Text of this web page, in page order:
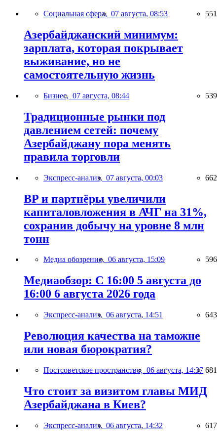
Социальная сфера, 07 августа, 08:53 551
Азербайджанский минимум:
зарплата, которая покрывает
выживание, но не
самостоятельную жизнь
Бизнес, 07 августа, 08:44 539
Традиционные рынки под
давлением сетей: почему
Азербайджану пора менять
правила торговли
Экспресс-анализ, 07 августа, 00:03 662
BP и партнёры увеличили
капиталовложения в АЧГ на 31%,
сохранив добычу на уровне 8 млн
тонн
Медиа обозрение, 06 августа, 15:09 596
Медиаобзор: С 16:00 5 августа до
16:00 6 августа 2026 года
Экспресс-анализ, 06 августа, 14:51 643
Революция качества на таможне
или новая бюрократия?
Постсоветское пространство, 06 августа, 14:37 681
Что стоит за визитом главы МИД
Азербайджана в Киев?
Экспресс-анализ, 06 августа, 14:32 617